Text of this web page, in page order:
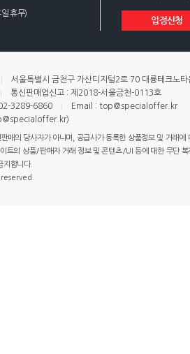
휴무)
입점신청
서울특별시 금천구 가산디지털2로 70 대륭테크노
통신판매업신고 : 제2018-서울금천-0113호
3289-6860
Email : top@specialoffer.kr
매의 당사자가 아니며, 공급사가 등록한 상품정보 및 거래
트의 상품/판매자 거래 정보 및 콘텐츠/UI 등에 대한 무단
지합니다.